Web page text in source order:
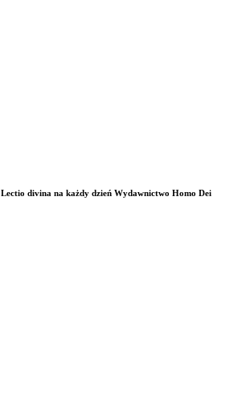
Lectio divina na każdy dzień Wydawnictwo Homo Dei